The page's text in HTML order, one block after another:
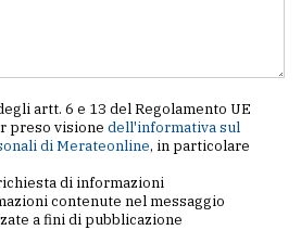
artt. 6 e 13 del Regolamento UE
preso visione dell'informativa sul
di Merateonline, in particolare
di informazioni
contenute nel messaggio
a fini di pubblicazione